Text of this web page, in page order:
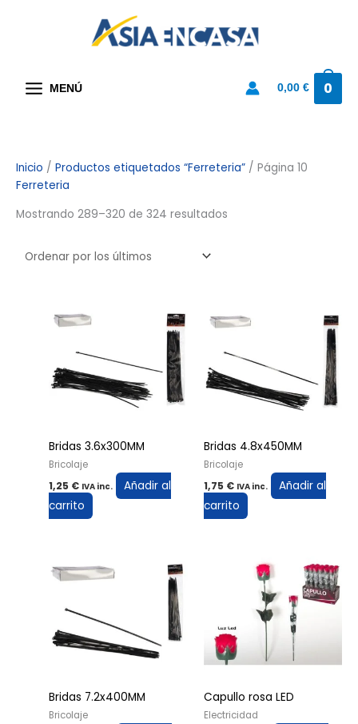
MENÚ 0,00€ 0
Inicio / Productos etiquetados “Ferreteria” / Página 10
Ferreteria
Mostrando 289–320 de 324 resultados
Ordenado
Bridas 3.6x300MM
Bricolaje
1,25 € IVA inc.
Añadir al
carrito
Bridas 4.8x450MM
Bricolaje
1,75 € IVA inc.
Añadir al
carrito
Bridas 7.2x400MM
Bricolaje
Capullo rosa LED
Electricidad